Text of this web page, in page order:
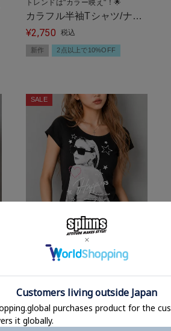
トレンドは"カラー映え"！🌟
カラフル半袖Tシャツ/ナン
バースター/#ストリート女
子
¥2,750 税込
新作 2点以上で10%OFF
SALE
人気のフォトガールプリントでギャ
フォトガール/サングラス/#
平成ギャル
¥3,289 →
¥2,189 税込
2点以上で10%OFF